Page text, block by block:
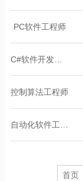
PC软件工程师
C#软件开发工程师
控制算法工程师
首页